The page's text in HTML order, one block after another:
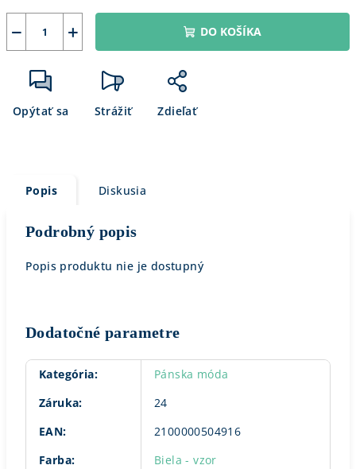
+
− DO KOŠÍKA
Opýtať sa Strážiť Zdieľať
Popis Diskusia
Podrobný popis
Popis produktu nie je dostupný
Dodatočné parametre
Kategória:
Pánska móda
Záruka:
24
EAN:
2100000504916
Farba:
Biela - vzor